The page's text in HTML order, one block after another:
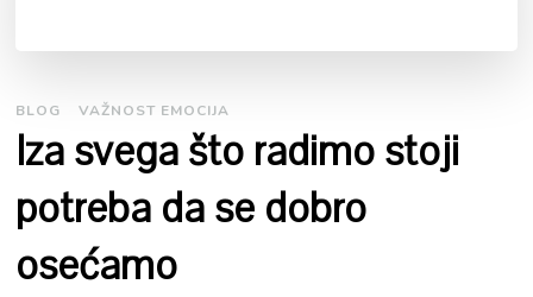
BLOG VAŽNOST EMOCIJA
Iza svega što radimo stoji
potreba da se dobro
osećamo